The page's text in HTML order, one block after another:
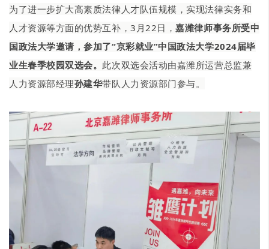
为了进一步扩大高素质法律人才队伍规模，实现法律实务和
人才资源等方面的优势互补，3月22日，嘉潍律师事务所受中
国政法大学邀请，参加了“京彩就业”中国政法大学2024届毕
业生春季校园双选会。 此次双选会活动由嘉潍所运营总监兼
人力资源部经理孙建华带队人力资源部门参与。